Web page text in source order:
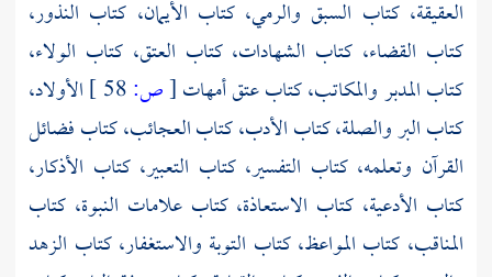
العقيقة، كتاب السبق والرمي، كتاب الأيمان، كتاب النذور،
كتاب القضاء، كتاب الشهادات، كتاب العتق، كتاب الولاء،
كتاب المدبر والمكاتب، كتاب عتق أمهات[ص:
الأولاد،
كتاب البر والصلة، كتاب الأدب، كتاب العجائب، كتاب فضائل
القرآن وتعلمه، كتاب التفسير، كتاب التعبير، كتاب الأذكار،
كتاب الأدعية، كتاب الاستعاذة، كتاب علامات النبوة، كتاب
المناقب، كتاب المواعظ، كتاب التوبة والاستغفار، كتاب الزهد